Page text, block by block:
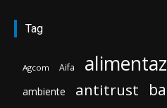
Tag
Agcom Aifa
ambiente antitrust